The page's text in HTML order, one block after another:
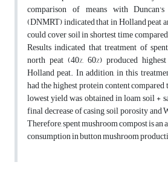
comparison of means with
(DNMRT) indicated that in Holland peat
could cover soil in shortest time
Results indicated that treatment of
north peat (40%, 60%) produced
Holland peat. In addition, in this
had the highest protein content
lowest yield was obtained in loam soil +
final decrease of casing soil porosity and
Therefore, spent mushroom compost is an
consumption in button mushroom